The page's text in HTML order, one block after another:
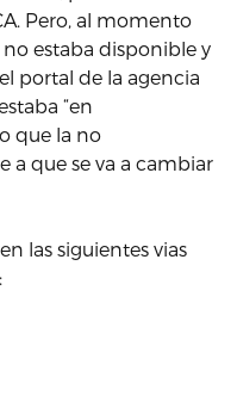
Pero, al momento
estaba disponible y
portal de la agencia
“en
que la no
que se va a cambiar
las siguientes vias